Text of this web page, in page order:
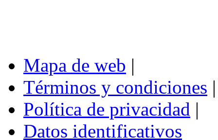
Mapa de web |
Términos y condiciones |
Política de privacidad |
Datos identificativos